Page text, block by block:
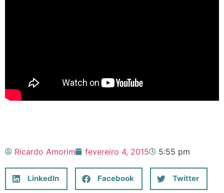
Ricardo Amorim fevereiro 4, 2015 5:55 pm
LinkedIn Facebook Twitter